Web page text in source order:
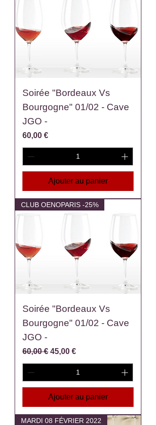
Soirée "Bordeaux Vs
Bourgogne" 01/02 - Cave
JGO -
Prix
60,00 €
Ajouter au panier
CLUB OENOPARIS -25%
Soirée "Bordeaux Vs
Bourgogne" 01/02 - Cave
JGO -
Prix original
60,00 € Prix promotionnel
45,00 €
Ajouter au panier
MARDI 08 FÉVRIER 2022